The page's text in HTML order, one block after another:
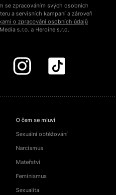
se zpracováním svých osobních
a servisních kampaní a zároveň
o zpracování osobních údajů
s.r.o. a Heroine s.r.o.
O čem se mluví
Sexuální obtěžování
Narcismus
Mateřství
Feminismus
Sexualita